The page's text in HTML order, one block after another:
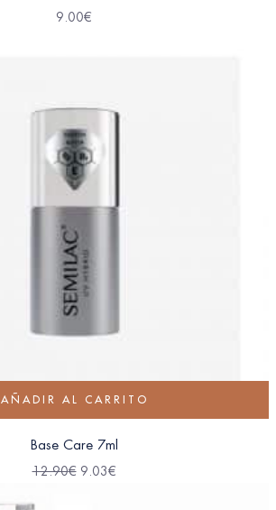
9.00€
AÑADIR AL CARRITO
Base Care 7ml
12.90€ 9.03€